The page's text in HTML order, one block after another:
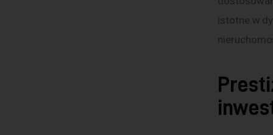
istotne w